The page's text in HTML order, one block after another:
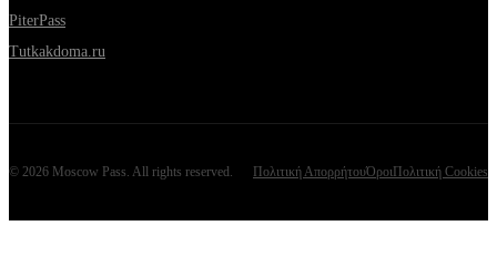
PiterPass
Tutkakdoma.ru
© 2026 Moscow Pass. All rights reserved. Πολιτική ΑπορρήτουΌροι Πολιτική Cookies